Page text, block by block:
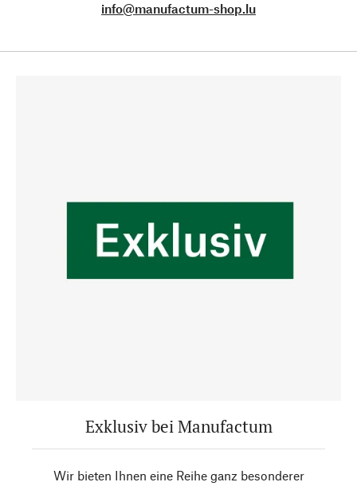
info@manufactum-shop.lu
Exklusiv bei Manufactum
Wir bieten Ihnen eine Reihe ganz besonderer